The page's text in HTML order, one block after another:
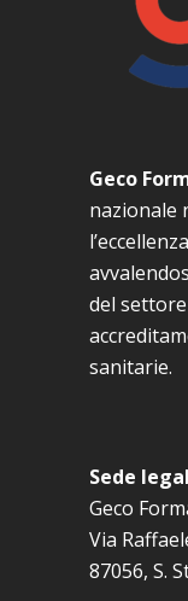
Geco
nazionale
del
sanitarie.
Sede
Geco
Via
87056, S.